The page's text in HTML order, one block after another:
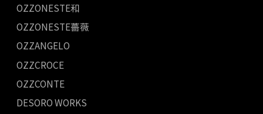
OZZONESTE和
OZZONESTE薔薇
OZZANGELO
OZZCROCE
OZZCONTE
DESORO WORKS